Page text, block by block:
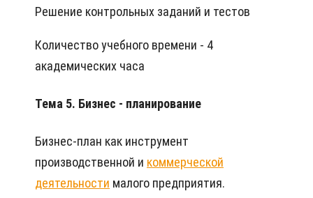
Решение контрольных заданий и тестов
Количество учебного времени - 4
академических часа
Тема 5. Бизнес - планирование
Бизнес-план как инструмент
производственной и коммерческой
деятельности малого предприятия.